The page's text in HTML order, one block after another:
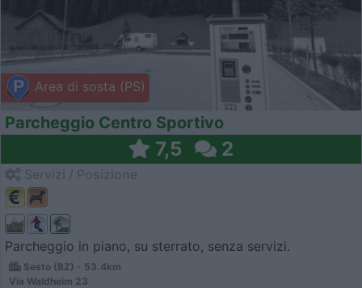
Area di sosta (PS)
Parcheggio Centro Sportivo
7,5 2
Parcheggio in piano, su sterrato, senza servizi.
Sesto (BZ) - 53.4km
Via Waldheim 23